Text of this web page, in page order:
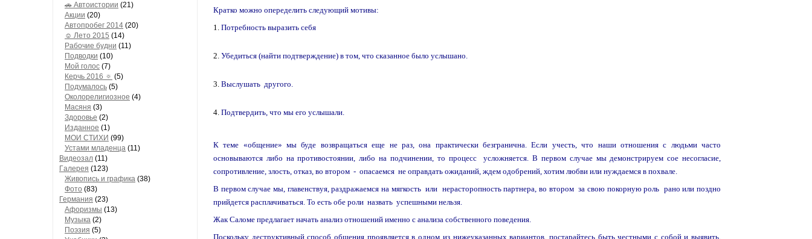
🚗 Автоистории (21)
Акции (20)
Автопробег 2014 (20)
☺ Лето 2015 (14)
Рабочие будни (11)
Подводки (10)
Мой голос (7)
Керчь 2016 🔅 (5)
Подумалось (5)
Околорелигиозное (4)
Масяня (3)
Здоровье (2)
Изданное (1)
МОИ СТИХИ (99)
Устами младенца (11)
Видеозал (11)
Гaлерея (123)
Живопись и грaфикa (38)
Фото (83)
Гермaния (23)
Aфоризмы (13)
Музыкa (2)
Поэзия (5)
Кратко можно опеределить следующий мотивы:
Потребность выразить себя
Убедиться (найти подтверждение) в том, что сказанное было услышано.
Выслушать другого.
Подтвердить, что мы его услышали.
К теме «общение» мы буде возвращаться еще не раз, она практически безгранична. Если учесть, что наши отношения с людьми часто
основываются либо на противостоянии, либо на подчинении, то процесс усложняется. В первом случае мы демонстрируем сое несогласие,
сопротивление, злость, отказ, во втором - опасаемся не оправдать ожиданий, ждем одобрений, хотим любви или нуждаемся в похвале.
В первом случае мы, главенствуя, раздражаемся на мягкость или нерасторопность партнера, во втором за свою покорную роль рано или поздно
прийдется расплачиваться. То есть обе роли назвать успешными нельзя.
Жак Саломе предлагает начать анализ отношений именно с анализа собственного поведения.
Поскольку деструктивный способ общения проявляется в одном из нижеуказанных вариантов, постарайтесь быть честными с собой и выявить,